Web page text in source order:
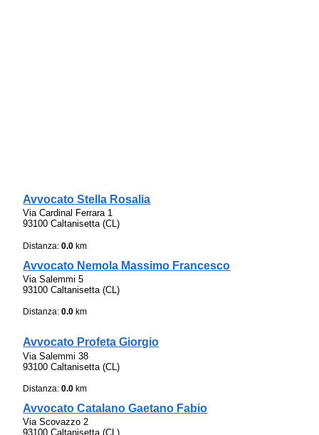
Avvocato Stella Rosalia
Via Cardinal Ferrara 1
93100 Caltanisetta (CL)
Distanza:0.0 km
Avvocato Nemola Massimo Francesco
Via Salemmi 5
93100 Caltanisetta (CL)
Distanza:0.0 km
Avvocato Profeta Giorgio
Via Salemmi 38
93100 Caltanisetta (CL)
Distanza:0.0 km
Avvocato Catalano Gaetano Fabio
Via Scovazzo 2
93100 Caltanisetta (CL)